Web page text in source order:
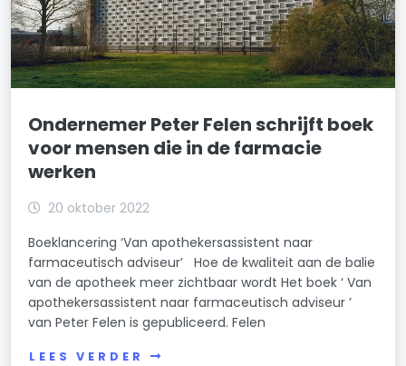
Ondernemer Peter Felen schrijft boek
voor mensen die in de farmacie
werken
20 oktober 2022
Boeklancering ‘Van apothekersassistent naar
farmaceutisch adviseur’ Hoe de kwaliteit aan de balie
van de apotheek meer zichtbaar wordt Het boek ‘ Van
apothekersassistent naar farmaceutisch adviseur ’
van Peter Felen is gepubliceerd. Felen
LEES VERDER